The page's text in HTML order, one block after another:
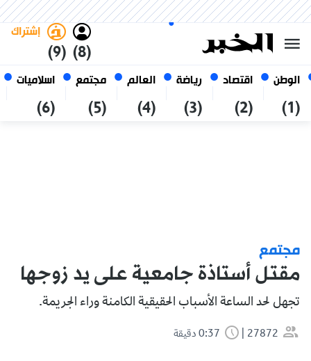
الوطن
(1)
اقتصاد
(2)
رياضة
(3)
العالم
(4)
مجتمع
(5)
اسلاميات
(6)
(8)
إشتراك
(9)
أغسطس 2026
الجزائر
مجتمع
مقتل أستاذة جامعية على يد زوجها
تجهل لحد الساعة الأسباب الحقيقية الكامنة وراء الجريمة.
27872